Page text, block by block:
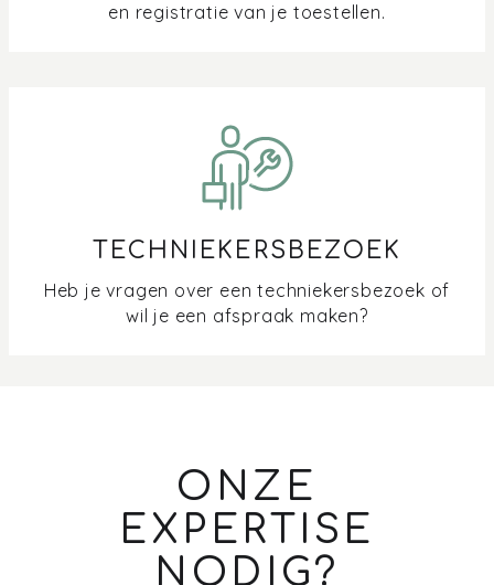
en registratie van je toestellen.
TECHNIEKERSBEZOEK
Heb je vragen over een techniekersbezoek of
wil je een afspraak maken?
ONZE
EXPERTISE
NODIG?